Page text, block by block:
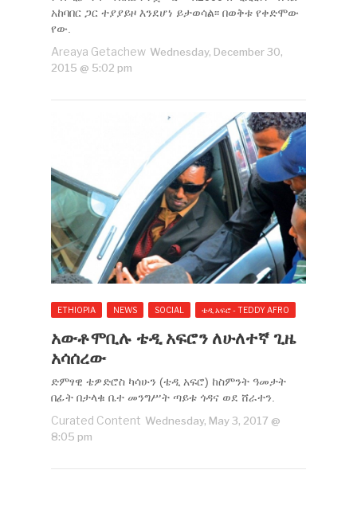
አከባበር ጋር ተያያይዞ እንደሆነ ይታወሳል፡፡ በወቅቱ የቀድሞው
የው.
Areaya Getachew Wednesday, December 30,
2015 @ 5:02 pm
ETHIOPIA NEWS SOCIAL ቴዲ አፍሮ - TEDDY AFRO
አውቶሞቢሉ ቴዲ አፍሮን ለሁለተኛ ጊዜ
አሳሰረው
ድምፃዊ ቴዎድሮስ ካሳሁን (ቴዲ አፍሮ) ከስምንት ዓመታት
በፊት በታላቁ ቤተ መንግሥት ጣይቱ ጎዳና ወደ ሸራተን.
Curated Content Wednesday, May 3, 2017 @
8:05 pm